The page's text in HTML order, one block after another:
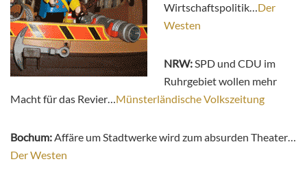
Wirtschaftspolitik…Der
Westen
NRW:SPD und CDU im
Ruhrgebiet wollen mehr
Macht für das Revier…Münsterländische Volkszeitung
Bochum:Affäre um Stadtwerke wird zum absurden Theater…
Der Westen